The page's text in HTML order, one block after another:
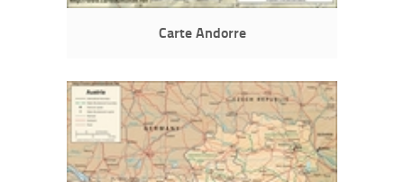
Carte Andorre